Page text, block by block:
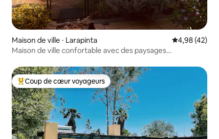
Maison de ville ⋅ Larapinta Évaluation
4,98 (42)
Maison de ville confortable avec des paysages
Coups de cœur voyageurs les plus appréciés
Coup de cœur voyageurs